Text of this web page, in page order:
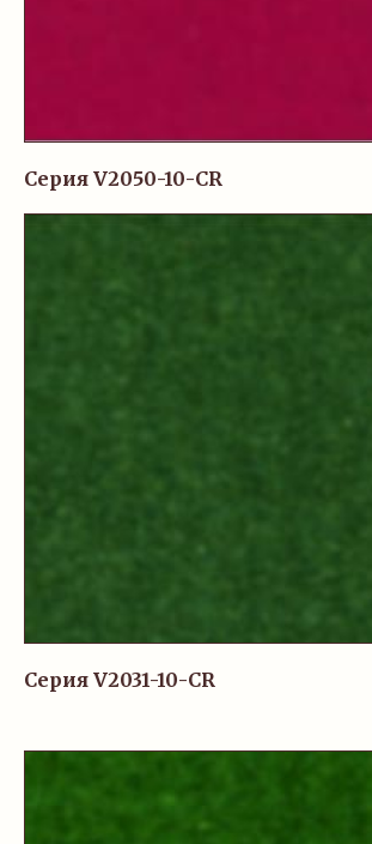
Серия V2050-10-CR
Серия V2031-10-CR